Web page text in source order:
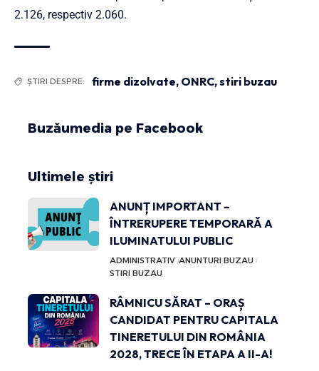
2.126, respectiv 2.060.
ȘTIRI DESPRE: firme dizolvate, ONRC,stiri buzau
Buzăumedia pe Facebook
Ultimele știri
ANUNȚ IMPORTANT –
ÎNTRERUPERE TEMPORARĂ A
ILUMINATULUI PUBLIC
ADMINISTRATIV ANUNTURI BUZAU
STIRI BUZAU
RÂMNICU SĂRAT – ORAȘ
CANDIDAT PENTRU CAPITALA
TINERETULUI DIN ROMÂNIA
2028, TRECE ÎN ETAPA A II-A!